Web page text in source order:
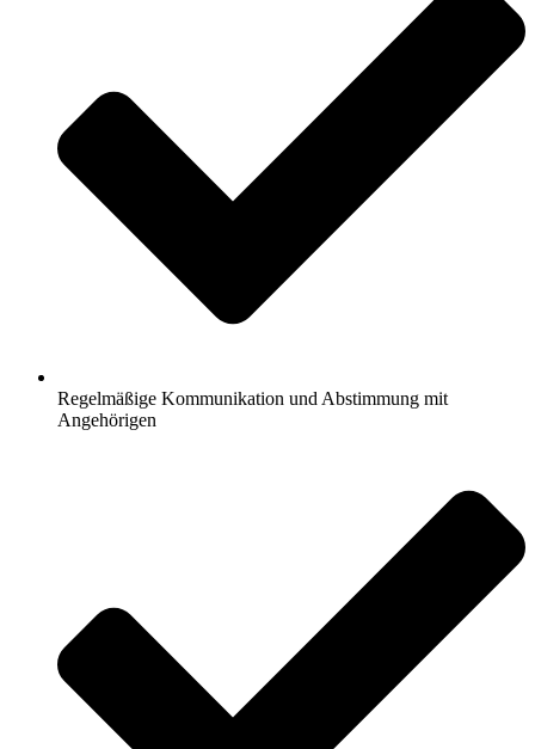
Regelmäßige Kommunikation und Abstimmung mit
Angehörigen